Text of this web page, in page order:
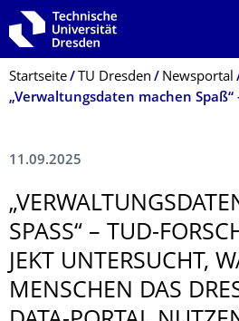
Zur Hauptnavigation springen
Zur Suche springen
Zum Inhalt springen
Breadcrumb-Menü
Startseite TU Dresden Newsportal
11.09.2025
SPASS“ – TUD-
EKT UNTERSUCHT,
ENSCHEN DAS